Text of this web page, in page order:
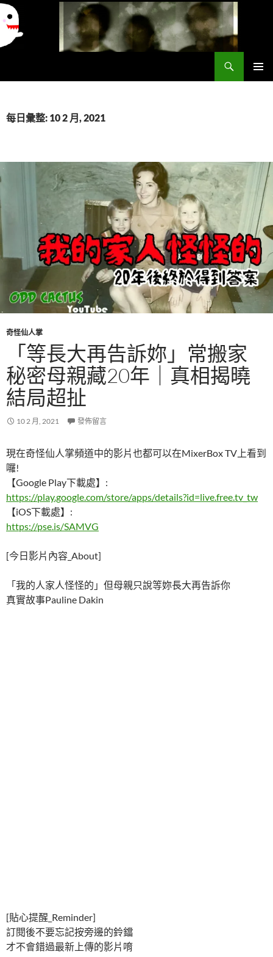
要
每日彙整: 10 2 月, 2021
奇怪仙人掌
「等長大再告訴妳」常搬家
秘密母親藏20年｜真相揭曉
結局超扯
10 2 月, 2021 發佈留言
現在奇怪仙人掌頻道中的影片也都可以在MixerBox TV上看到
囉!
【Google Play下載處】:
https://play.google.com/store/apps/details?id=live.free.tv_tw
【iOS下載處】:
https://pse.is/SAMVG
[今日影片內容_About]
「我的人家人怪怪的」但母親只說等妳長大再告訴你
真實故事Pauline Dakin
[貼心提醒_Reminder]
訂閱後不要忘記按旁邊的鈴鐺
才不會錯過最新上傳的影片唷